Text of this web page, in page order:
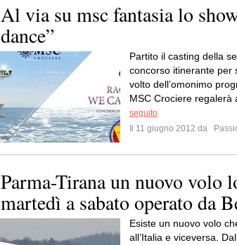
Al via su msc fantasia lo
dance”
Partito il casting della
concorso itinerante per
volto dell’omonimo
MSC Crociere regalerà
seguito
Il 11 giugno 2012 da
Parma-Tirana un nuovo volo
martedì a sabato operato da
Esiste un nuovo volo
all’Italia e viceversa.